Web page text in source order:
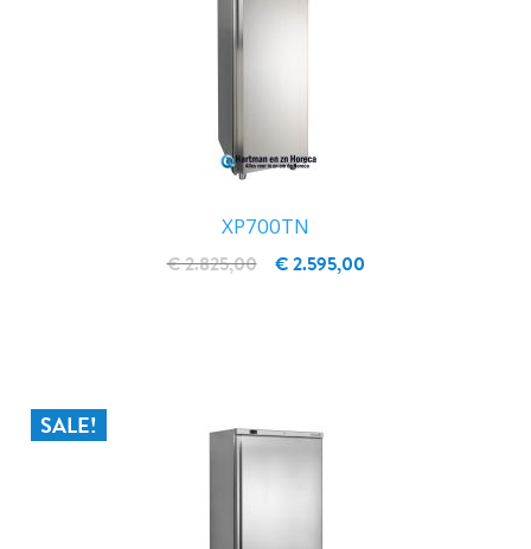
XP700TN
€ 2.595,00
€ 2.825,00
SALE!